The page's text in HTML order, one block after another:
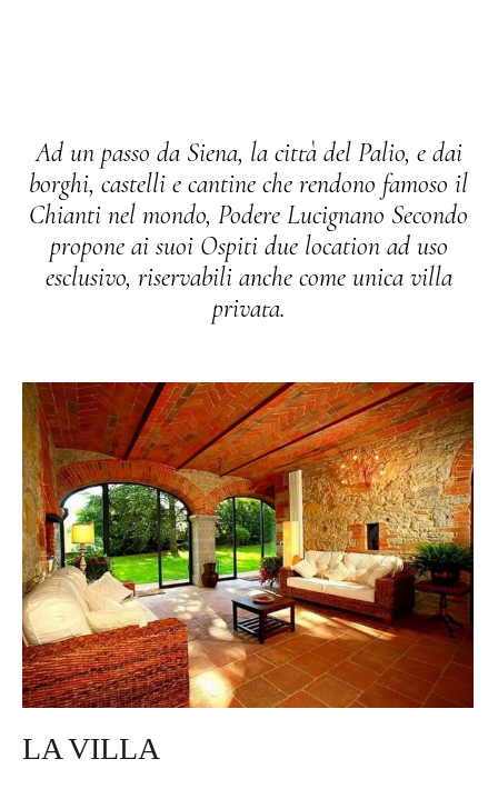
Ad un passo da Siena, la città del Palio, e dai
borghi, castelli e cantine che rendono famoso il
Chianti nel mondo, Podere Lucignano Secondo
propone ai suoi Ospiti due location ad uso
esclusivo, riservabili anche come unica villa
privata.
LA VILLA